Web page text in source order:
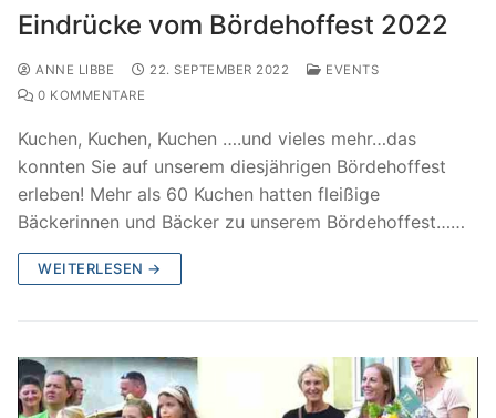
Eindrücke vom Bördehoffest 2022
ANNE LIBBE 22. SEPTEMBER 2022
EVENTS
0 KOMMENTARE
Kuchen, Kuchen, Kuchen ….und vieles mehr…das
konnten Sie auf unserem diesjährigen Bördehoffest
erleben! Mehr als 60 Kuchen hatten fleißige
Bäckerinnen und Bäcker zu unserem Bördehoffest……
WEITERLESEN →